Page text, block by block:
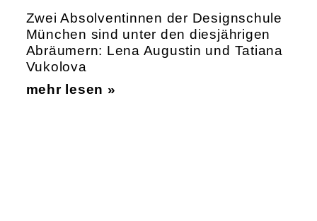
Zwei Absolventinnen der Designschule
München sind unter den diesjährigen
Abräumern: Lena Augustin und Tatiana
Vukolova
mehr lesen »